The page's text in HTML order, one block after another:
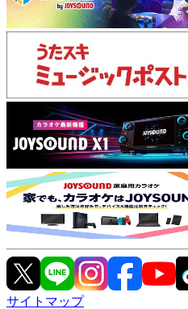
サイトマップ